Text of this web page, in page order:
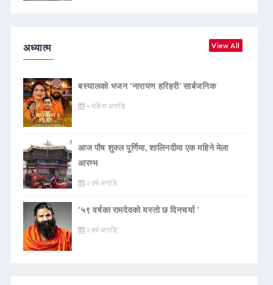
अध्यात्म View All
बस्यालको भजन ‘नारायण हरिहरी’ सार्बजनिक
५ महिना अगाडि
आज पौष शुक्ल पूर्णिमा, शालिनदीमा एक महिने मेला
आरम्भ
२ वर्ष अगाडि
‘५९ वर्षका रामदेवकाे यस्ताे छ दिनचर्या ’
२ वर्ष अगाडि